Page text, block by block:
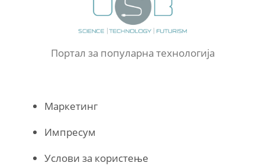
Портал за популарна технологија
Маркетинг
Импресум
Услови за користење